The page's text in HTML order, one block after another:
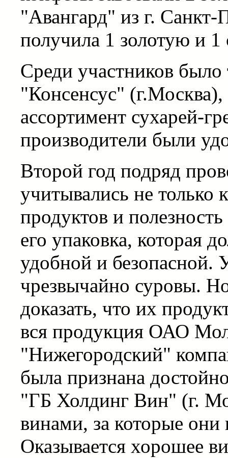
"Авангард" из г. Санкт-
получила 1 золотую и
Среди участников
"Консенсус"
ассортимент сухарей-
производители были
Второй год подряд
учитывались не только
продуктов и
его упаковка, которая
удобной и безопасной.
чрезвычайно суровы.
доказать, что их
вся продукция ОАО
"Нижегородский"
была признана
"ГБ Холдинг Вин" (г.
винами, за которые они
Оказывается хорошее